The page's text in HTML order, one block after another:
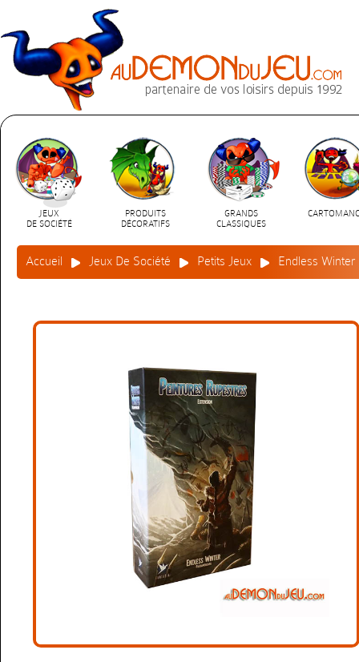
JEUX
DE SOCIÉTÉ
PRODUITS
DÉCORATIFS
GRANDS
CLASSIQUES
Accueil Jeux De Société Petits Jeux Endless Winter